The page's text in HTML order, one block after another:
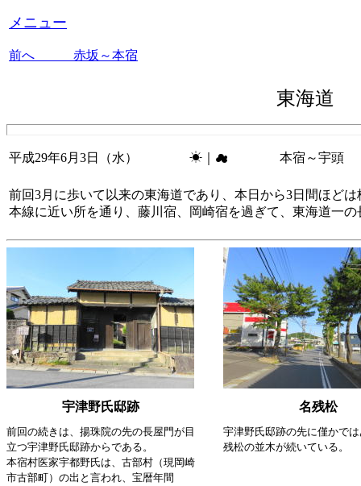
メニュー
前へ 赤坂～本宿
東海道
平成29年6月3日（水） ☀｜☁ 本宿～宇頭
前回3月に歩いて以来の東海道であり、本日から3日間ほど
本線に近い所を通り、藤川宿、岡崎宿を過ぎて、東海道一
宇津野氏邸跡 名残松
前回の続きは、揚珠院の先の長屋門が目
立つ宇津野氏邸跡からである。
本宿村医家宇都野氏は、古部村（現岡崎
市古部町）の出と言われ、宝暦年間
宇津野氏邸跡の先に僅かで
残松の並木が続いている。